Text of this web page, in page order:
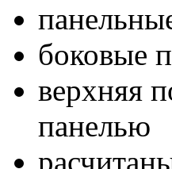
боковые
верхняя
панелью